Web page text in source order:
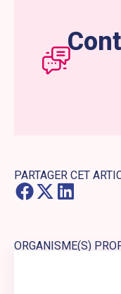
PARTAGER CET
ORGANISME(S)